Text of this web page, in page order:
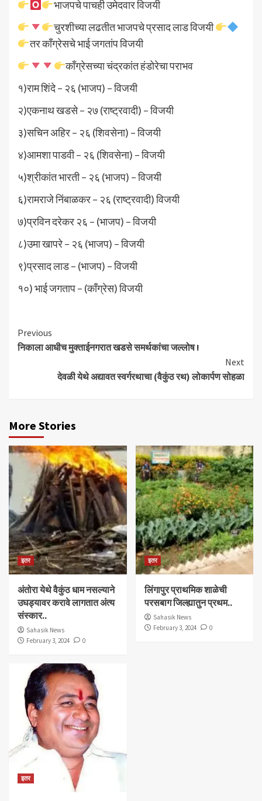
भाजपचे पाचही उमेदवार विजयी
चुरशीच्या लढतीत भाजपचे प्रसाद लाड विजयी
तर काँग्रेसचे भाई जगतांप विजयी
काँग्रेसच्या चंद्रकांत हंडोरेचा पराभव
१)राम शिंदे – २६ (भाजप) – विजयी
२)एकनाथ खडसे – २७ (राष्ट्रवादी) – विजयी
३)सचिन अहिर – २६ (शिवसेना) – विजयी
४)आमशा पाडवी – २६ (शिवसेना) – विजयी
५)श्रीकांत भारती – २६ (भाजप) – विजयी
६)रामराजे निंबाळकर – २६ (राष्ट्रवादी) विजयी
७)प्रविन दरेकर २६ – (भाजप) – विजयी
८)उमा खापरे – २६ (भाजप) – विजयी
९)प्रसाद लाड – (भाजप) – विजयी
१०) भाई जगताप – (काँग्रेस) विजयी
Continue
Reading
Previous
निकाला आधीच मुक्ताईनगरात खडसे समर्थकांचा जल्लोष !
Next
देवळी येथे अद्यावत स्वर्गरथाचा (वैकुंठ रथ) लोकार्पण सोहळा
More Stories
इतर
अंतोरा येथे वैकुंठ धाम नसल्याने
उघड्यावर करावे लागतात अंत्य
संस्कार..
Sahasik News
February 3, 2024
0
इतर
लिंगापुर प्राथमिक शाळेची
परसबाग जिल्ह्यातुन प्रथम..
Sahasik News
February 3, 2024
0
इतर